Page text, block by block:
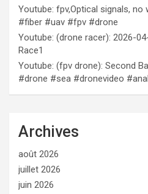
Youtube: fpv,Optical signals,
#fiber #uav #fpv #drone
Youtube: (drone racer): 2026-
Race1
Youtube: (fpv drone): Second
#drone #sea #dronevideo
Archives
août 2026
juillet 2026
juin 2026